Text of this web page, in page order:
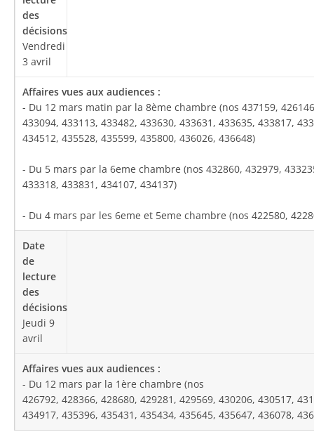
Vendredi
3 avril
- Du 12 mars matin par la 8ème chambre (nos 437159,
433094, 433113, 433482, 433630, 433631, 433635, 433817,
434512, 435528, 435599, 435800, 436026, 436648)
- Du 5 mars par la 6eme chambre (nos 432860, 432979,
433318, 433831, 434107, 434137)
- Du 4 mars par les 6eme et 5eme chambre (nos 422580,
Jeudi 9
avril
- Du 12 mars par la 1ère chambre (nos
426792, 428366, 428680, 429281, 429569, 430206, 430517,
434917, 435396, 435431, 435434, 435645, 435647, 436078,